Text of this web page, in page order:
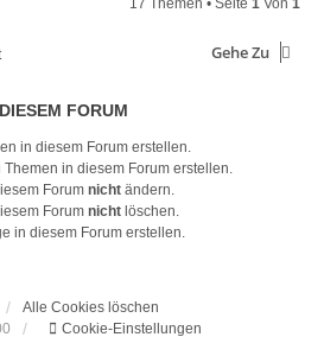
17 Themen • Seite 1 Von 1
Gehe Zu
FORUM
in diesem Forum erstellen.
Themen in diesem Forum erstellen.
Forum nicht ändern.
Forum nicht löschen.
in diesem Forum erstellen.
Alle Cookies löschen
Cookie-Einstellungen